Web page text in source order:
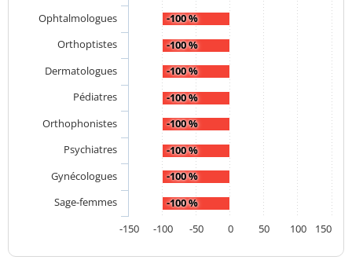
-100 %
-100 %
-100 %
-100 %
-100 %
-100 %
-100 %
-100 %
Ophtalmologues
Orthoptistes
Dermatologues
Pédiatres
Orthophonistes
Psychiatres
Gynécologues
Sage-femmes
-150
-100 -50 0 50 100 150